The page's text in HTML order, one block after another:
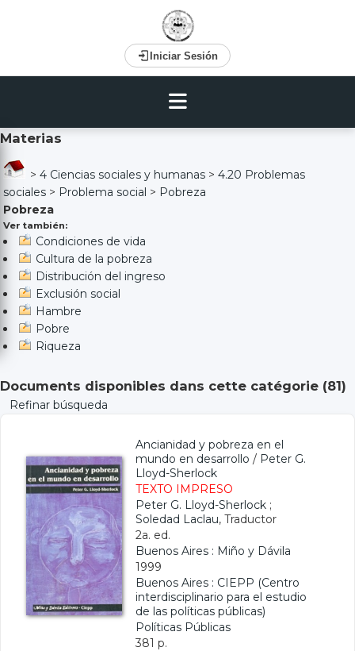
Iniciar Sesión
Materias
> 4 Ciencias sociales y humanas > 4.20 Problemas
sociales > Problema social > Pobreza
Pobreza
Ver también:
Condiciones de vida
Cultura de la pobreza
Distribución del ingreso
Exclusión social
Hambre
Pobre
Riqueza
Documents disponibles dans cette catégorie (81)
Refinar búsqueda
Ancianidad y pobreza en el
mundo en desarrollo / Peter G.
Lloyd-Sherlock
TEXTO IMPRESO
Peter G. Lloyd-Sherlock ;
Soledad Laclau, Traductor
2a. ed.
Buenos Aires : Miño y Dávila
1999
Buenos Aires : CIEPP (Centro
interdisciplinario para el estudio
de las políticas públicas)
Políticas Públicas
381 p.